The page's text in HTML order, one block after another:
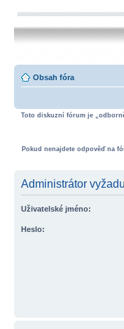
Obsah fóra
Toto diskuzní fórum je
Pokud nenajdete odpověď na
Administrátor
Uživatelské jméno:
Heslo: